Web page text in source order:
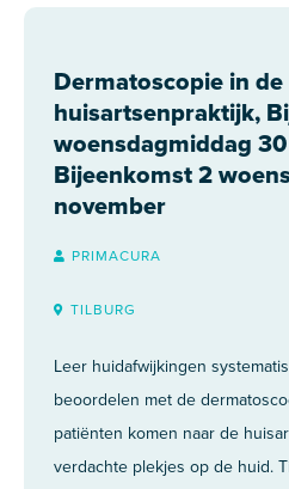
Dermatoscopie in de
huisartsenpraktijk,
woensdagmiddag
Bijeenkomst 2
november
PRIMACURA
TILBURG
Leer huidafwijkingen
beoordelen met de
patiënten komen naar de
verdachte plekjes op de huid.